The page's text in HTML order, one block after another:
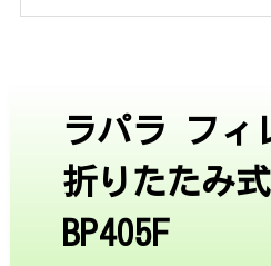
ラパラ フィ
折りたたみ
BP405F